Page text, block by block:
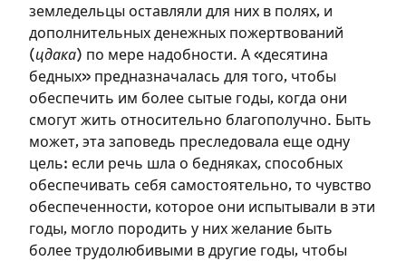
земледельцы оставляли для них в полях, и
дополнительных денежных пожертвований
(цдака) по мере надобности. А «десятина
бедных» предназначалась для того, чтобы
обеспечить им более сытые годы, когда они
смогут жить относительно благополучно. Быть
может, эта заповедь преследовала еще одну
цель: если речь шла о бедняках, способных
обеспечивать себя самостоятельно, то чувство
обеспеченности, которое они испытывали в эти
годы, могло породить у них желание быть
более трудолюбивыми в другие годы, чтобы
Зарегистрироваться
на сайте